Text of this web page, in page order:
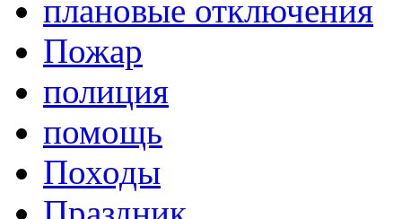
плановые отключения
Пожар
полиция
помощь
Походы